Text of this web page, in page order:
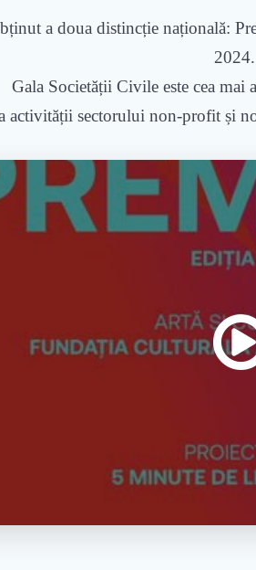
a doua distincție națională:
2024.
Gala Societății Civile este cea
activității sectorului non-profit și